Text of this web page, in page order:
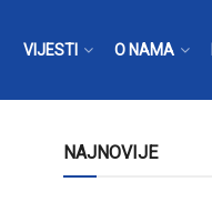
VIJESTI O NAMA
NAJNOVIJE